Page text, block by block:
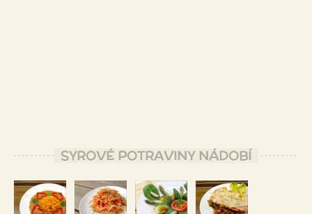
SYROVÉ POTRAVINY NÁDOBÍ